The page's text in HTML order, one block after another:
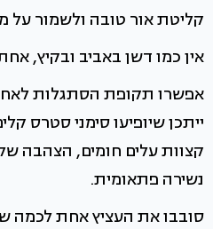
קליטת אור טובה ולשמור על
אין כמו דשן באביב ובקיץ,
אפשרו תקופת הסתגלות
ייתכן שיופיעו סימני סטרס
קצוות עלים חומים, הצהבה
נשירה פתאומית.
סובבו את העציץ אחת לכמה